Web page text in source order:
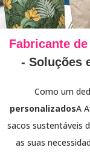
Fabricante
- Soluções
Como um
personalizadosA
sacos sustentáveis
as suas